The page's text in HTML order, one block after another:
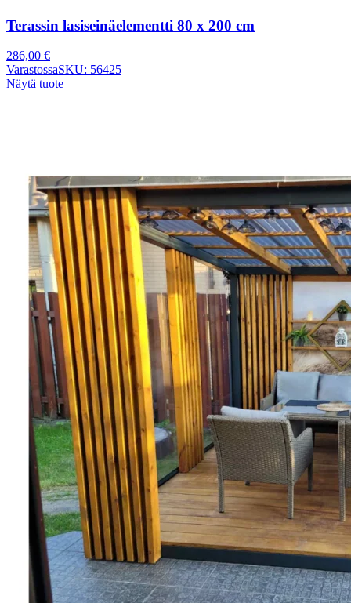
Terassin lasiseinäelementti 80 x 200 cm
286,00 €
VarastossaSKU: 56425
Näytä tuote